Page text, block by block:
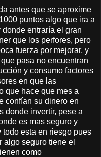
antes que se aproxime
puntos algo que ira a
entraría el gran
que los perfores, pero
fuerza por mejorar, y
pasa no encuentran
y consumo factores
en que las
que hace que mes a
confían su dinero en
donde invertir, pese a
es mas seguro y
esta en riesgo pues
algo seguro tiene el
como